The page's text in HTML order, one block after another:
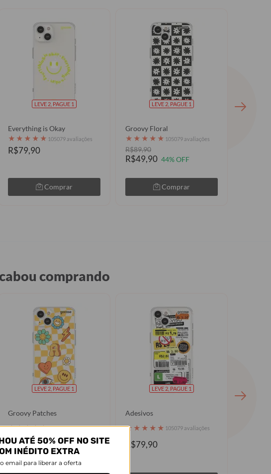
LEVE 2, PAGUE 1
Everything is Okay
★ ★ ★ ★ ★ 105079 avaliações
R$79,90
Comprar
LEVE 2, PAGUE 1
Groovy Floral
★ ★ ★ ★ ★ 105079 avaliações
R$89,90
R$49,90 44% OFF
Comprar
comprando
LEVE 2, PAGUE 1
Groovy Patches
★★★★★105079 avaliações
R$79,90
LEVE 2, PAGUE 1
Adesivos
★ ★ ★ ★ ★ 105079 avaliações
R$79,90
ATÉ 50% OFF NO SITE
INÉDITO EXTRA
email para liberar a oferta